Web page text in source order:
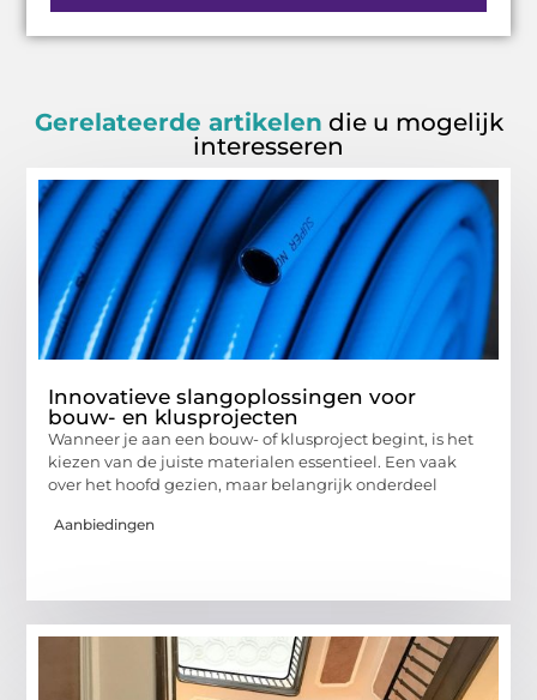
Gerelateerde artikelen die u mogelijk
interesseren
Innovatieve slangoplossingen voor
bouw- en klusprojecten
Wanneer je aan een bouw- of klusproject begint, is het
kiezen van de juiste materialen essentieel. Een vaak
over het hoofd gezien, maar belangrijk onderdeel
Aanbiedingen